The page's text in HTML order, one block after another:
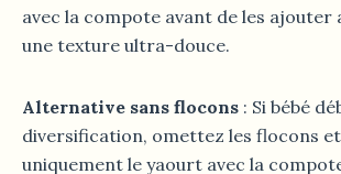
avec la compote avant de les ajouter
une texture ultra-douce.
Alternative sans flocons : Si bébé
diversification, omettez les flocons
uniquement le yaourt avec la